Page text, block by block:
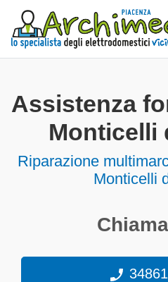
Assistenza
Monticelli
Riparazione
Monticelli